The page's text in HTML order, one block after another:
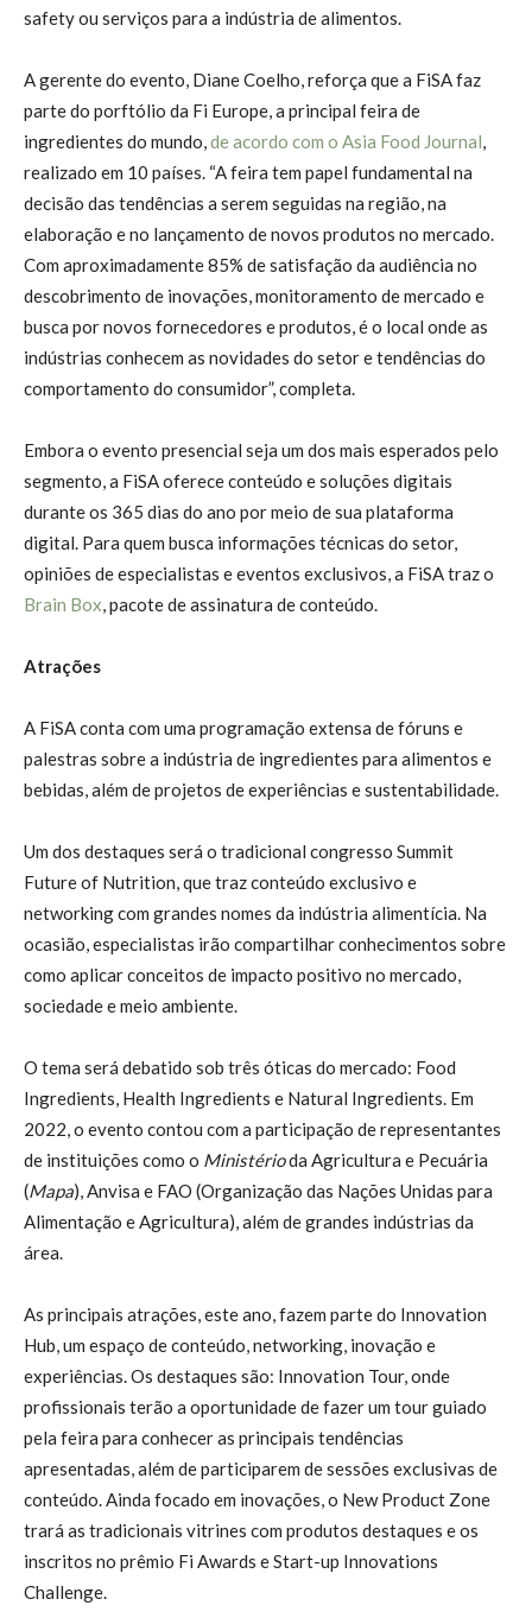
safety ou serviços para a indústria de alimentos.
A gerente do evento, Diane Coelho, reforça que a FiSA faz
parte do porftólio da Fi Europe, a principal feira de
ingredientes do mundo, de acordo com o Asia Food Journal
realizado em 10 países. “A feira tem papel fundamental na
decisão das tendências a serem seguidas na região, na
elaboração e no lançamento de novos produtos no mercado.
Com aproximadamente 85% de satisfação da audiência no
descobrimento de inovações, monitoramento de mercado e
busca por novos fornecedores e produtos, é o local onde as
indústrias conhecem as novidades do setor e tendências do
comportamento do consumidor”, completa.
Embora o evento presencial seja um dos mais esperados pelo
segmento, a FiSA oferece conteúdo e soluções digitais
durante os 365 dias do ano por meio de sua plataforma
digital. Para quem busca informações técnicas do setor,
opiniões de especialistas e eventos exclusivos, a FiSA traz o
Brain Box , pacote de assinatura de conteúdo.
Atrações
A FiSA conta com uma programação extensa de fóruns e
palestras sobre a indústria de ingredientes para alimentos e
bebidas, além de projetos de experiências e sustentabilidade.
Um dos destaques será o tradicional congresso Summit
Future of Nutrition, que traz conteúdo exclusivo e
networking com grandes nomes da indústria alimentícia. Na
ocasião, especialistas irão compartilhar conhecimentos sobre
como aplicar conceitos de impacto positivo no mercado,
sociedade e meio ambiente.
O tema será debatido sob três óticas do mercado: Food
Ingredients, Health Ingredients e Natural Ingredients. Em
2022, o evento contou com a participação de representantes
de instituições como o Ministérioda Agricultura e Pecuária
(Mapa), Anvisa e FAO (Organização das Nações Unidas para
Alimentação e Agricultura), além de grandes indústrias da
área.
As principais atrações, este ano, fazem parte do Innovation
Hub, um espaço de conteúdo, networking, inovação e
experiências. Os destaques são: Innovation Tour, onde
profissionais terão a oportunidade de fazer um tour guiado
pela feira para conhecer as principais tendências
apresentadas, além de participarem de sessões exclusivas de
conteúdo. Ainda focado em inovações, o New Product Zone
trará as tradicionais vitrines com produtos destaques e os
inscritos no prêmio Fi Awards e Start-up Innovations
Challenge.